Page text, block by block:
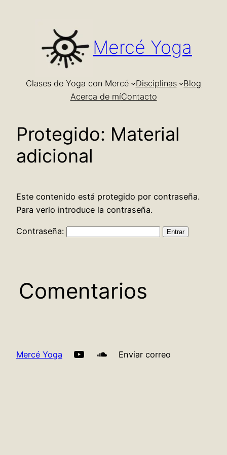
Mercé Yoga
Clases de Yoga con Mercé Disciplinas
Blog
Acerca de míContacto
Protegido: Material
adicional
Este contenido está protegido por contraseña.
Para verlo introduce la contraseña.
Contraseña:
Comentarios
Mercé Yoga YouTubeSoundCloud
Enviar correo